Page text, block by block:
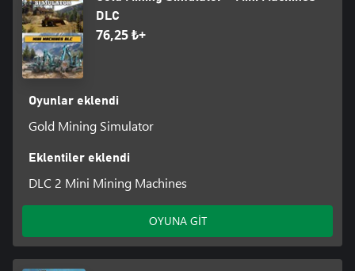
DLC
76,25 ₺+
Oyunlar eklendi
Gold Mining Simulator
Eklentiler eklendi
DLC 2 Mini Mining Machines
OYUNA GİT